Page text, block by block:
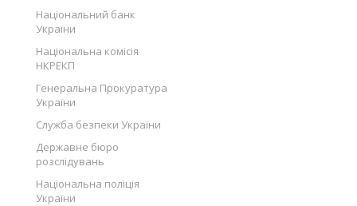
Національний банк
України
Національна комісія
НКРЕКП
Генеральна Прокуратура
України
Служба безпеки України
Державне бюро
розслідувань
Національна поліція
України